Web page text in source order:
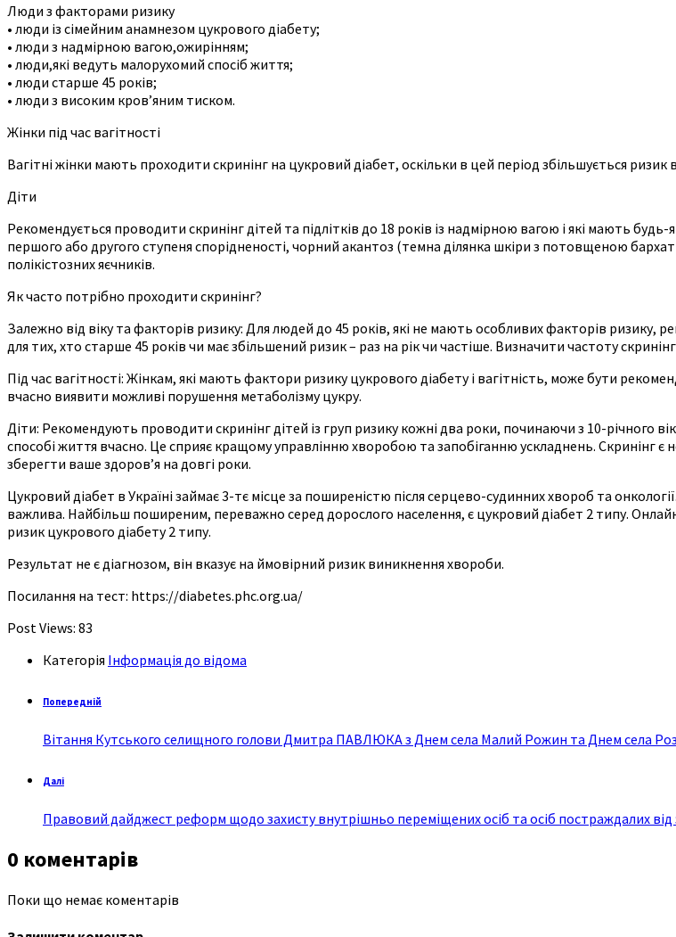
Люди з факторами ризику
• люди із сімейним анамнезом цукрового діабету;
• люди з надмірною вагою,ожирінням;
• люди,які ведуть малорухомий спосіб життя;
• люди старше 45 років;
• люди з високим кров’яним тиском.
Жінки під час вагітності
Вагітні жінки мають проходити скринінг на цукровий діабет, оскільки в цей період збільшується ризик
Діти
Рекомендується проводити скринінг дітей та підлітків до 18 років із надмірною вагою і які мають
першого або другого ступеня спорідненості, чорний акантоз (темна ділянка шкіри з потовщеною
полікістозних яєчників.
Як часто потрібно проходити скринінг?
Залежно від віку та факторів ризику: Для людей до 45 років, які не мають особливих факторів ризику,
для тих, хто старше 45 років чи має збільшений ризик – раз на рік чи частіше. Визначити частоту
Під час вагітності: Жінкам, які мають фактори ризику цукрового діабету і вагітність, може бути
вчасно виявити можливі порушення метаболізму цукру.
Діти: Рекомендують проводити скринінг дітей із груп ризику кожні два роки, починаючи з 10-річного
способі життя вчасно. Це сприяє кращому управлінню хворобою та запобіганню ускладнень. Скринінг є
зберегти ваше здоров’я на довгі роки.
Цукровий діабет в Україні займає 3-тє місце за поширеністю після серцево-судинних хвороб та
важлива. Найбільш поширеним, переважно серед дорослого населення, є цукровий діабет 2 типу.
ризик цукрового діабету 2 типу.
Результат не є діагнозом, він вказує на ймовірний ризик виникнення хвороби.
Посилання на тест: https://diabetes.phc.org.ua/
Post Views: 83
Категорія Інформація до відома
Попередній
Вітання Кутського селищного голови Дмитра ПАВЛЮКА з Днем села Малий Рожин та Днем села
Далі
Правовий дайджест реформ щодо захисту внутрішньо переміщених осіб та осіб постраждалих від
0 коментарів
Поки що немає коментарів